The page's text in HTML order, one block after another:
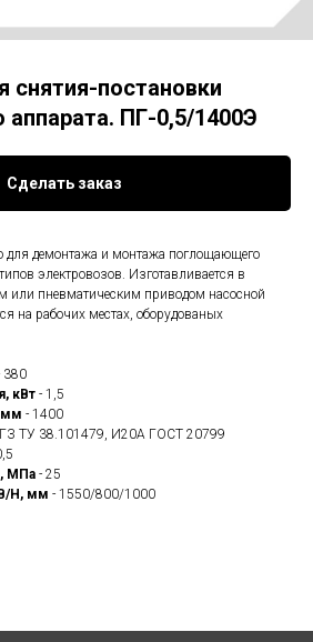
снятия-постановки
ПГ-0,5/1400Э
Сделать заказ
для демонтажа и монтажа поглощающего
электровозов. Изготавливается в
или пневматическим приводом насосной
на рабочих местах, оборудованых
380
кВт - 1,5
мм - 1400
ТУ 38.101479, И20А ГОСТ 20799
МПа - 25
H, мм - 1550/800/1000